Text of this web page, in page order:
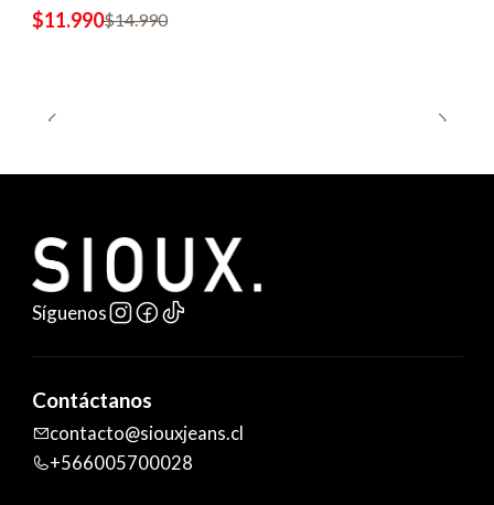
$11.990$14.990
Síguenos
Contáctanos
contacto@siouxjeans.cl
+566005700028